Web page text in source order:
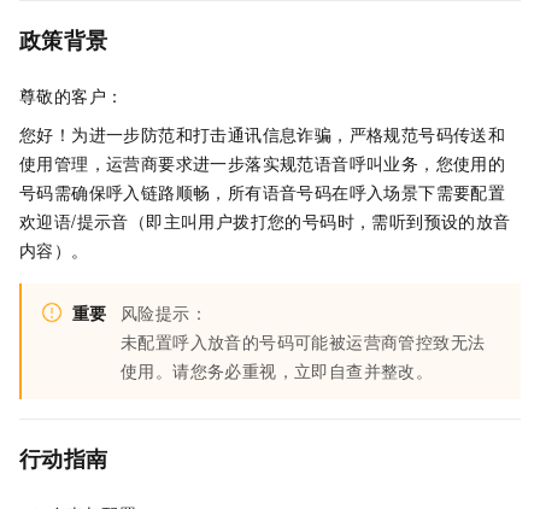
政策背景
尊敬的客户：
您好！为进一步防范和打击通讯信息诈骗，严格规范号码传送和
使用管理，运营商要求进一步落实规范语音呼叫业务，您使用的
号码需确保呼入链路顺畅，所有语音号码在呼入场景下需要配置
欢迎语/提示音（即主叫用户拨打您的号码时，需听到预设的放音
内容）。
重要
风险提示：
未配置呼入放音的号码可能被运营商管控致无法
使用。请您务必重视，立即自查并整改。
行动指南